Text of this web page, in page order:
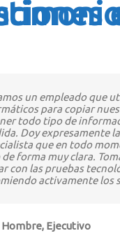
un empleado que
para copiar
todo tipo de
Doy expresamente
que en todo
forma muy clara.
con las pruebas
activamente los
Hombre, Ejecutivo